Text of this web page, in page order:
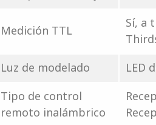
Medición TTL
Sí, a
Luz de modelado
LED
Tipo de control
remoto inalámbrico